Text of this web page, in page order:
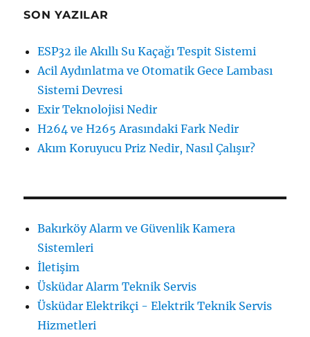
SON YAZILAR
ESP32 ile Akıllı Su Kaçağı Tespit Sistemi
Acil Aydınlatma ve Otomatik Gece Lambası
Sistemi Devresi
Exir Teknolojisi Nedir
H264 ve H265 Arasındaki Fark Nedir
Akım Koruyucu Priz Nedir, Nasıl Çalışır?
Bakırköy Alarm ve Güvenlik Kamera
Sistemleri
İletişim
Üsküdar Alarm Teknik Servis
Üsküdar Elektrikçi - Elektrik Teknik Servis
Hizmetleri